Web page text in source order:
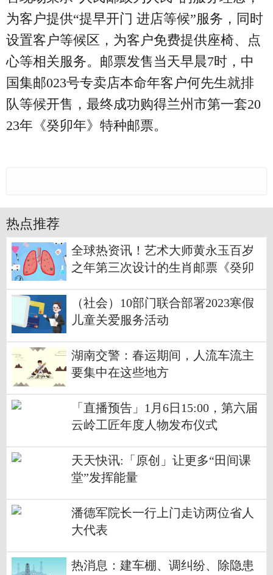
为客户提供“提早开门 进店等候”服务，同时
设置客户等候区，为客户免费提供座椅、点
心等相关服务。邮票发售当天早晨7时，中
国集邮023号专卖店本命年客户何先生就排
队等候开售，最终成功购得兰州市第一套20
23年《癸卯年》特种邮票。
热点推荐
全球热资讯！艺术大师黄永玉百岁
之年第三次设计的生肖邮票《癸卯
（社会）10部门联合部署2023寒假
儿童关爱服务活动
湖南交警：春运期间，人流车流主
要集中在这些地方
「直播预告」1月6日15:00，第六届
云岭工匠年度人物发布仪式
天天快讯:「原创」让更多“田间课
堂”发挥能量
潘德军院长一行上门走访两位省人
大代表
热消息：建车棚、调纠纷、除隐患